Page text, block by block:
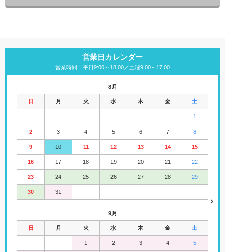
営業日カレンダー
営業時間：平日9:00～18:00／土曜9:00～17:00
8月
日 月 火 水 木 金 土
1
2 3 4 5 6 7 8
9 10 11 12 13 14 15
16 17 18 19 20 21 22
23 24 25 26 27 28 29
30 31
9月
日 月 火 水 木 金 土
1 2 3 4 5